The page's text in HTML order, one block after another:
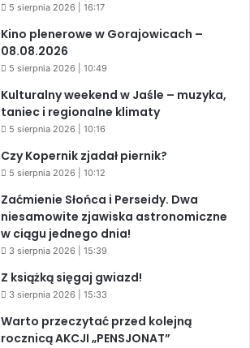
5 sierpnia 2026 | 16:17
Kino plenerowe w Gorajowicach –
08.08.2026
5 sierpnia 2026 | 10:49
Kulturalny weekend w Jaśle – muzyka,
taniec i regionalne klimaty
5 sierpnia 2026 | 10:16
Czy Kopernik zjadał piernik?
5 sierpnia 2026 | 10:12
Zaćmienie Słońca i Perseidy. Dwa
niesamowite zjawiska astronomiczne
w ciągu jednego dnia!
3 sierpnia 2026 | 15:39
Z książką sięgaj gwiazd!
3 sierpnia 2026 | 15:33
Warto przeczytać przed kolejną
rocznicą AKCJI „PENSJONAT”